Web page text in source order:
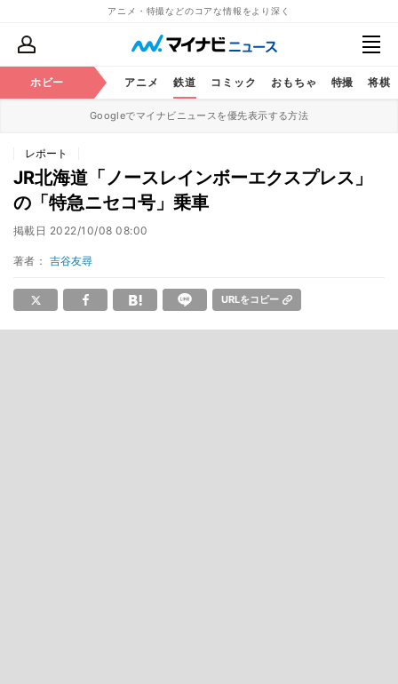
アニメ・特撮などのコアな情報をより深く
ホビー アニメ 鉄道 コミック おもちゃ 特撮 将棋
Googleでマイナビニュースを優先表示する方法
レポート
JR北海道「ノースレインボーエクスプレス」
の「特急ニセコ号」乗車
掲載日 2022/10/08 08:00
著者： 吉谷友尋
URLをコピー